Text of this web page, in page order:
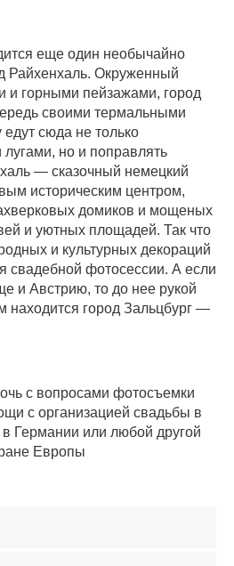
еще один необычайно
Райхенхаль. Окруженный
и горными пейзажами, город
своими термальными
сюда не только
но и поправлять
— сказочный немецкий
историческим центром,
домиков и мощеных
и уютных площадей. Так что
и культурных декораций
свадебной фотосессии. А если
и Австрию, то до нее рукой
находится город Зальцбург —
с вопросами фотосъемки
с организацией свадьбы в
Германии или любой другой
Европы